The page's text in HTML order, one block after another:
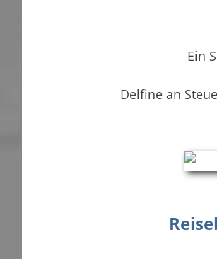
Ein
Delfine an